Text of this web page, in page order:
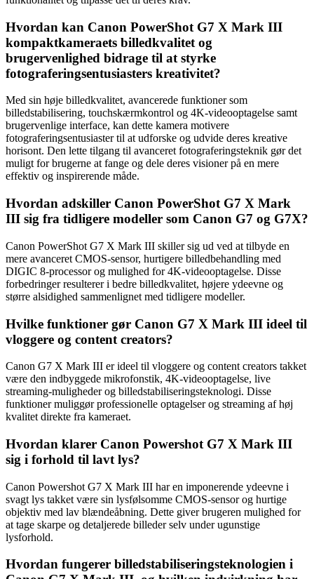
Hvordan kan Canon PowerShot G7 X Mark III
kompaktkameraets billedkvalitet og
brugervenlighed bidrage til at styrke
fotograferingsentusiasters kreativitet?
Med sin høje billedkvalitet, avancerede funktioner som
billedstabilisering, touchskærmkontrol og 4K-videooptagelse samt
brugervenlige interface, kan dette kamera motivere
fotograferingsentusiaster til at udforske og udvide deres kreative
horisont. Den lette tilgang til avanceret fotograferingsteknik gør det
muligt for brugerne at fange og dele deres visioner på en mere
effektiv og inspirerende måde.
Hvordan adskiller Canon PowerShot G7 X Mark
III sig fra tidligere modeller som Canon G7 og G7X?
Canon PowerShot G7 X Mark III skiller sig ud ved at tilbyde en
mere avanceret CMOS-sensor, hurtigere billedbehandling med
DIGIC 8-processor og mulighed for 4K-videooptagelse. Disse
forbedringer resulterer i bedre billedkvalitet, højere ydeevne og
større alsidighed sammenlignet med tidligere modeller.
Hvilke funktioner gør Canon G7 X Mark III ideel til
vloggere og content creators?
Canon G7 X Mark III er ideel til vloggere og content creators takket
være den indbyggede mikrofonstik, 4K-videooptagelse, live
streaming-muligheder og billedstabiliseringsteknologi. Disse
funktioner muliggør professionelle optagelser og streaming af høj
kvalitet direkte fra kameraet.
Hvordan klarer Canon Powershot G7 X Mark III
sig i forhold til lavt lys?
Canon Powershot G7 X Mark III har en imponerende ydeevne i
svagt lys takket være sin lysfølsomme CMOS-sensor og hurtige
objektiv med lav blændeåbning. Dette giver brugeren mulighed for
at tage skarpe og detaljerede billeder selv under ugunstige
lysforhold.
Hvordan fungerer billedstabiliseringsteknologien i